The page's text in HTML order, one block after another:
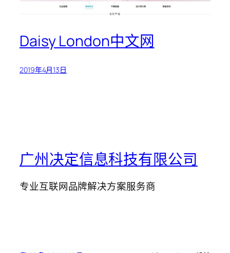
Daisy London中文网
2019年4月13日
广州决定信息科技有限公司
专业互联网品牌解决方案服务商